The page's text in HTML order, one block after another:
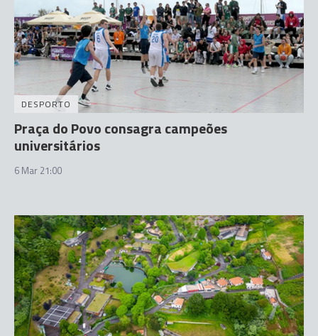
DESPORTO
Praça do Povo consagra campeões
universitários
6 Mar 21:00